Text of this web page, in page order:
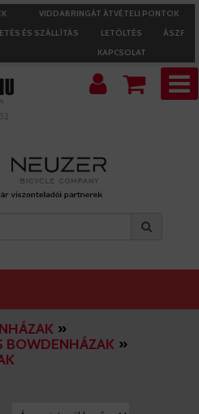
VIDDABRINGÁT ÁTVÉTELI PONTOK
ÉS SZÁLLÍTÁS LETÖLTÉS
ÁSZF
KAPCSOLAT
»
BOWDENHÁZAK »